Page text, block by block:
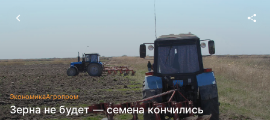
ЭкономикаАгропром
Зерна не будет — семена кончились